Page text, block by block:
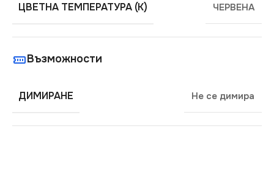
ЦВЕТНА ТЕМПЕРАТУРА (K) ЧЕРВЕНА
Възможности
ДИМИРАНЕ Не се димира